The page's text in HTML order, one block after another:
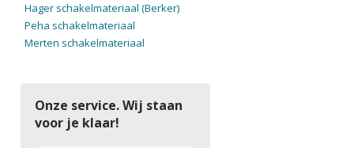
Hager schakelmateriaal (Berker)
Peha schakelmateriaal
Merten schakelmateriaal
Onze service. Wij staan
voor je klaar!